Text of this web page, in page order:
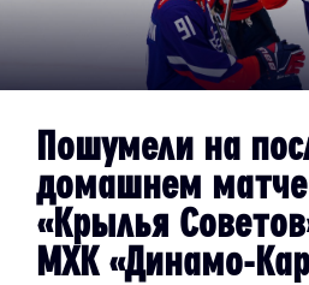
Пошумели на
домашнем матче
«Крылья
МХК «Динамо-